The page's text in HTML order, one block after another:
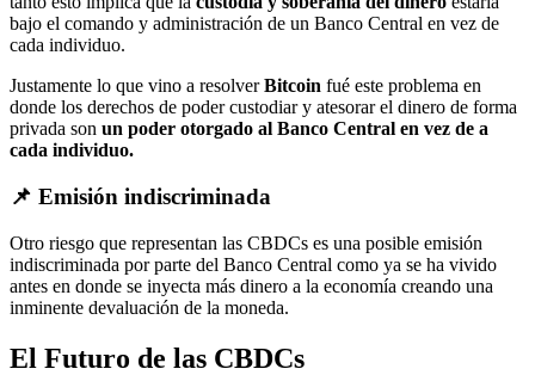
bajo el comando y administración de un Banco Central en vez de
cada individuo.
Justamente lo que vino a resolverBitcoin fué este problema en
donde los derechos de poder custodiar y atesorar el dinero de forma
privada son un poder otorgado al Banco Central en vez de a
cada individuo.
📌 Emisión indiscriminada
Otro riesgo que representan las CBDCs es una posible emisión
indiscriminada por parte del Banco Central como ya se ha vivido
antes en donde se inyecta más dinero a la economía creando una
inminente devaluación de la moneda.
El Futuro de las CBDCs